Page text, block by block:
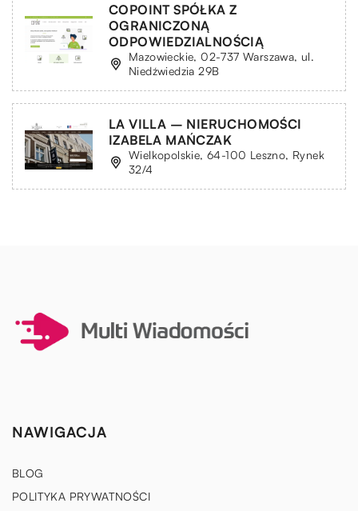
COPOINT SPÓŁKA Z
OGRANICZONĄ
ODPOWIEDZIALNOŚCIĄ
Mazowieckie, 02-737 Warszawa, ul.
Niedźwiedzia 29B
LA VILLA – NIERUCHOMOŚCI
IZABELA MAŃCZAK
Wielkopolskie, 64-100 Leszno, Rynek
32/4
NAWIGACJA
BLOG
POLITYKA PRYWATNOŚCI